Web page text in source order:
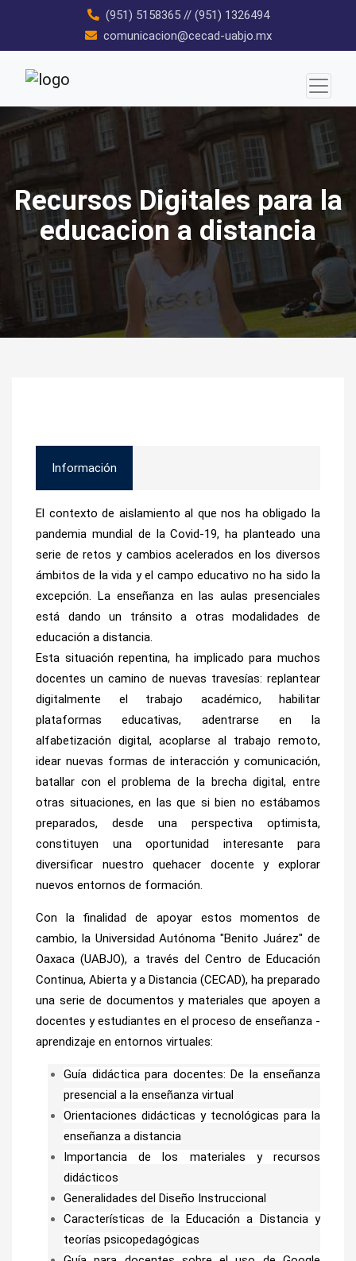
content
(951) 5158365// (951) 1326494
comunicacion@cecad-uabjo.mx
Recursos Digitales para la
educacion a distancia
Información
El contexto de aislamiento al que nos ha obligado la
pandemia mundial de la Covid-19, ha planteado una
serie de retos y cambios acelerados en los diversos
ámbitos de la vida y el campo educativo no ha sido la
excepción. La enseñanza en las aulas presenciales
está dando un tránsito a otras modalidades de
educación a distancia.
Esta situación repentina, ha implicado para muchos
docentes un camino de nuevas travesías: replantear
digitalmente el trabajo académico,habilitar
plataformas educativas, adentrarse en la
alfabetización digital, acoplarse al trabajo remoto,
idear nuevas formas de interacción y comunicación,
batallar con el problema de la brecha digital, entre
otras situaciones, en las que si bien no estábamos
preparados, desde una perspectiva optimista,
constituyen una oportunidad interesante para
diversificar nuestro quehacer docente y explorar
nuevos entornos de formación.
Con la finalidad de apoyar estos momentos de
cambio, la Universidad Autónoma "Benito Juárez" de
Oaxaca (UABJO), a través delCentro de Educación
Continua, Abierta y a Distancia (CECAD), ha preparado
una serie de documentos y materiales que apoyen a
docentes y estudiantes en el proceso de enseñanza -
aprendizaje en entornos virtuales:
Guía didáctica para docentes: De la enseñanza
presencial a la enseñanza virtual
Orientaciones didácticas y tecnológicas para la
enseñanza a distancia
Importancia de los materiales y recursos
didácticos
Generalidades del Diseño Instruccional
Características de la Educación a Distancia y
teorías psicopedagógicas